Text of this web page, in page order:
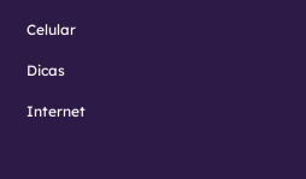
Celular
Dicas
Internet